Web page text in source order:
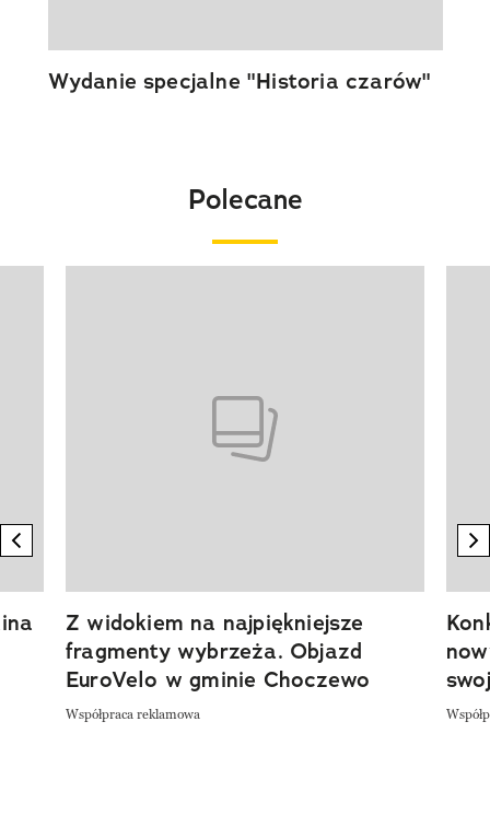
Wydanie specjalne "Historia czarów"
Polecane
previous element
Z widokiem na najpiękniejsze
fragmenty wybrzeża. Objazd
EuroVelo w gminie Choczewo
Współpraca reklamowa